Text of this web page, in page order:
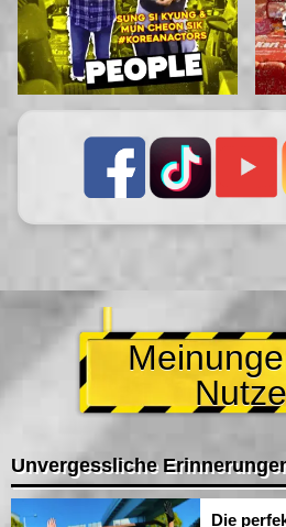
Unvergessliche
Die